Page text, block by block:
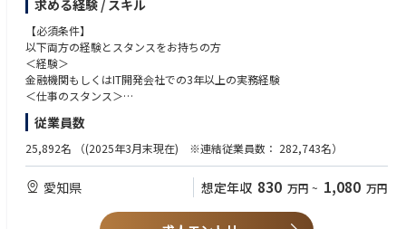
作業でお客様からの信頼を獲得すると共に、課題をヒアリングし、解決策
を上長・現地メンバーと連携して対応いただきます。課題解決においては
弊部のメンバーや後方の製品・間接部門と連携を図り、案件を推進してい
くことを期待しております。
【職務詳細】
提案の可能性がないかを顧客との課題調査の中から見出していき、さらな
る顧客への価値提供に向けて営業部隊や社内関連部署、ビジネスパートナ
ーと協業をしていきながら提案・受注／ビジネスの拡大を担っていただく
◇ システム維持保守・エンハンスの取り纏め
・当該システム・関連システムのシステム改修に伴うエンハンス対応（作
求める経験 / スキル
【必須条件】
以下両方の経験とスタンスをお持ちの方
＜経験＞
金融機関もしくはIT開発会社での3年以上の実務経験
＜仕事のスタンス＞
周囲の関連者とコミュニケーションを取り、他者を巻き込んで仕事に取り
組む。前向きに仕事に取り組む姿勢を有する
【歓迎条件】
・システムの維持保守の実務経験を保有
・プロジェクトマネジメント経験を保有
・金融機関での実務経験を保有
従業員数
25,892名 （(2025年3月末現在) ※連結従業員数： 282,743名）
愛知県 想定年収 830 万円 ~ 1,080 万円